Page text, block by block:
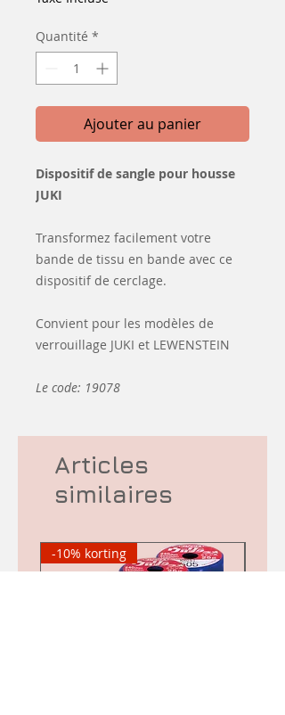
Quantité *
Ajouter au panier
Dispositif de sangle pour housse
JUKI
Transformez facilement votre
bande de tissu en bande avec ce
dispositif de cerclage.
Convient pour les modèles de
verrouillage JUKI et LEWENSTEIN
Le code: 19078
Articles
similaires
-10% korting